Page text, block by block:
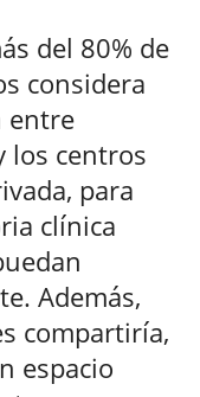
del 80% de
considera
entre
los centros
para
clínica
Además,
compartiría,
espacio